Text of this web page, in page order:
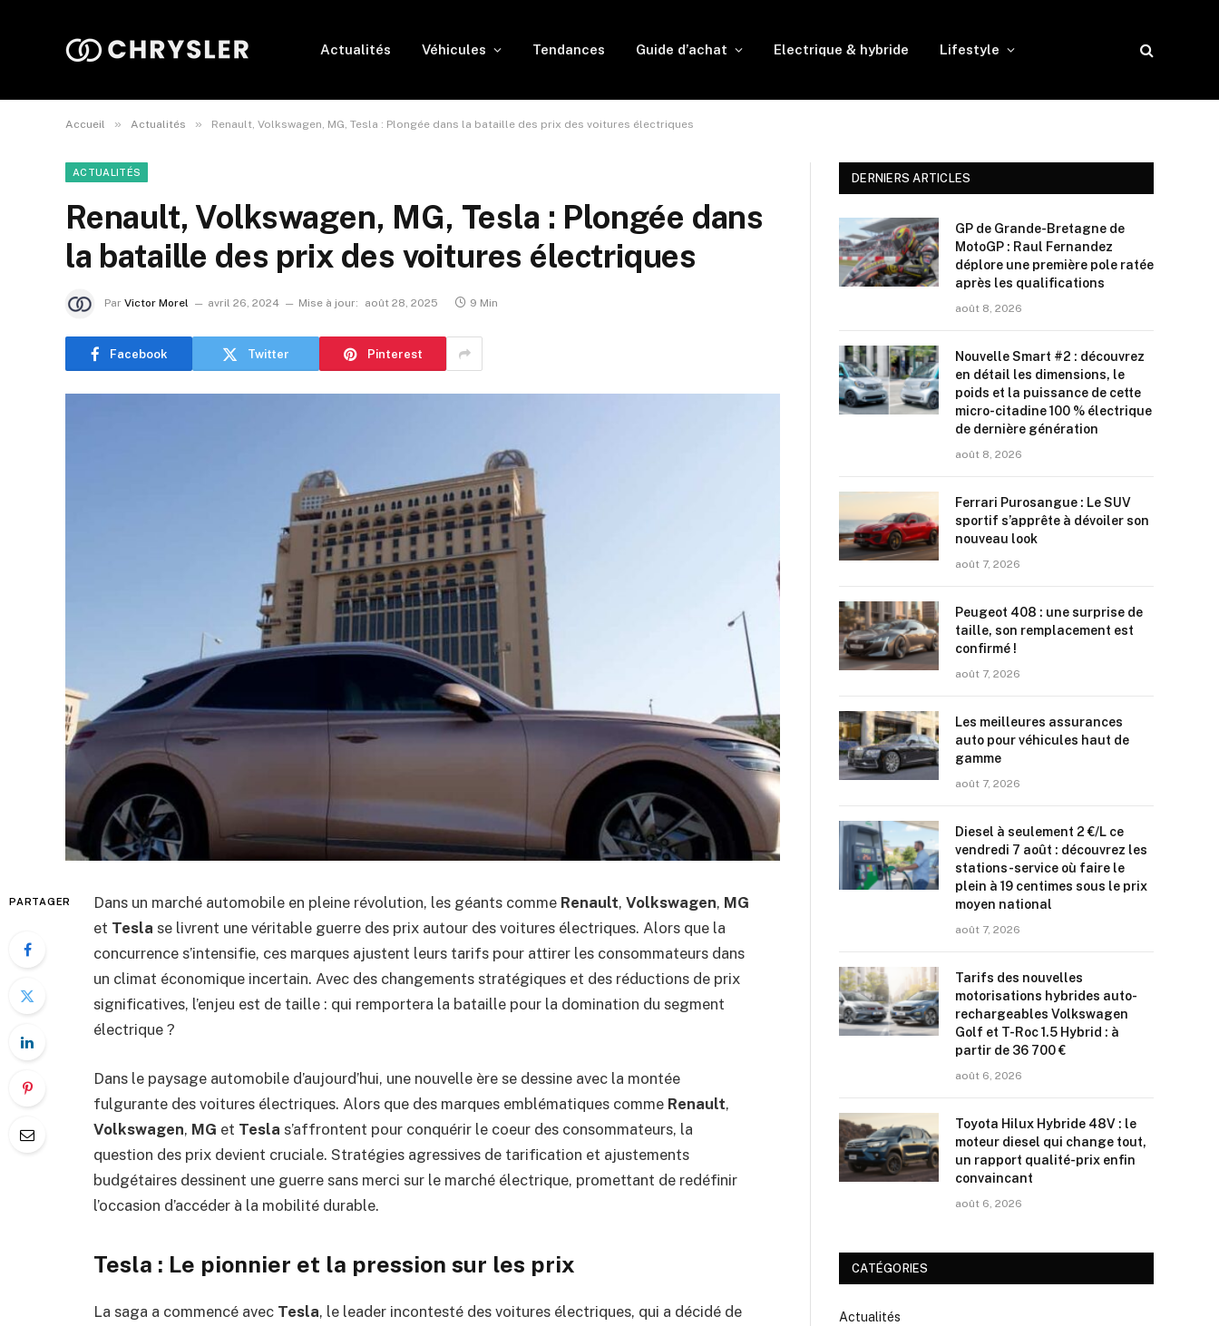
Actualités Véhicules Tendances Guide d’achat Electrique & hybride Lifestyle
Accueil » Actualités » Renault, Volkswagen, MG, Tesla : Plongée dans la bataille des prix des voitures électriques
ACTUALITÉS
Renault, Volkswagen, MG, Tesla : Plongée dans
la bataille des prix des voitures électriques
Par Victor Morel avril 26, 2024 Mise à jour: août 28, 2025 9 Min
Facebook Twitter Pinterest
PARTAGER Dans un marché automobile en pleine révolution, les géants comme Renault, Volkswagen, MG
et Tesla se livrent une véritable guerre des prix autour des voitures électriques. Alors que la
concurrence s’intensifie, ces marques ajustent leurs tarifs pour attirer les consommateurs dans
un climat économique incertain. Avec des changements stratégiques et des réductions de prix
significatives, l’enjeu est de taille : qui remportera la bataille pour la domination du segment
électrique ?
Dans le paysage automobile d’aujourd’hui, une nouvelle ère se dessine avec la montée
fulgurante des voitures électriques. Alors que des marques emblématiques comme Renault,
Volkswagen, MG et Tesla s’affrontent pour conquérir le coeur des consommateurs, la
question des prix devient cruciale. Stratégies agressives de tarification et ajustements
budgétaires dessinent une guerre sans merci sur le marché électrique, promettant de redéfinir
l’occasion d’accéder à la mobilité durable.
Tesla : Le pionnier et la pression sur les prix
La saga a commencé avec Tesla, le leader incontesté des voitures électriques, qui a décidé de
DERNIERS ARTICLES
GP de Grande-Bretagne de
MotoGP : Raul Fernandez
déplore une première pole ratée
après les qualifications
août 8, 2026
Nouvelle Smart #2 : découvrez
en détail les dimensions, le
poids et la puissance de cette
micro-citadine 100 % électrique
de dernière génération
août 8, 2026
Ferrari Purosangue : Le SUV
sportif s’apprête à dévoiler son
nouveau look
août 7, 2026
Peugeot 408 : une surprise de
taille, son remplacement est
confirmé !
août 7, 2026
Les meilleures assurances
auto pour véhicules haut de
gamme
août 7, 2026
Diesel à seulement 2 €/L ce
vendredi 7 août : découvrez les
stations-service où faire le
plein à 19 centimes sous le prix
moyen national
août 7, 2026
Tarifs des nouvelles
motorisations hybrides auto-
rechargeables Volkswagen
Golf et T-Roc 1.5 Hybrid : à
partir de 36 700 €
août 6, 2026
Toyota Hilux Hybride 48V : le
moteur diesel qui change tout,
un rapport qualité-prix enfin
convaincant
août 6, 2026
CATÉGORIES
Actualités